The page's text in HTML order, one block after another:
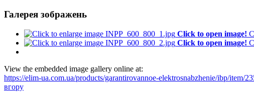
Галерея зображень
Click to open image!
Click to open image!
View the embedded image gallery online at:
https://elim-ua.com.ua/products/garantirovannoe-elektrosnabzhenie/ibp/item/
вгору